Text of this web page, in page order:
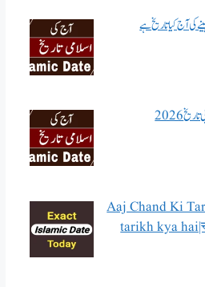
کی آج کیا تاریخ ہے
Aaj Chand Ki
tarikh kya